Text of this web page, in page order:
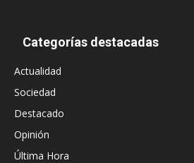
Categorías destacadas
Actualidad
Sociedad
Destacado
Opinión
Última Hora